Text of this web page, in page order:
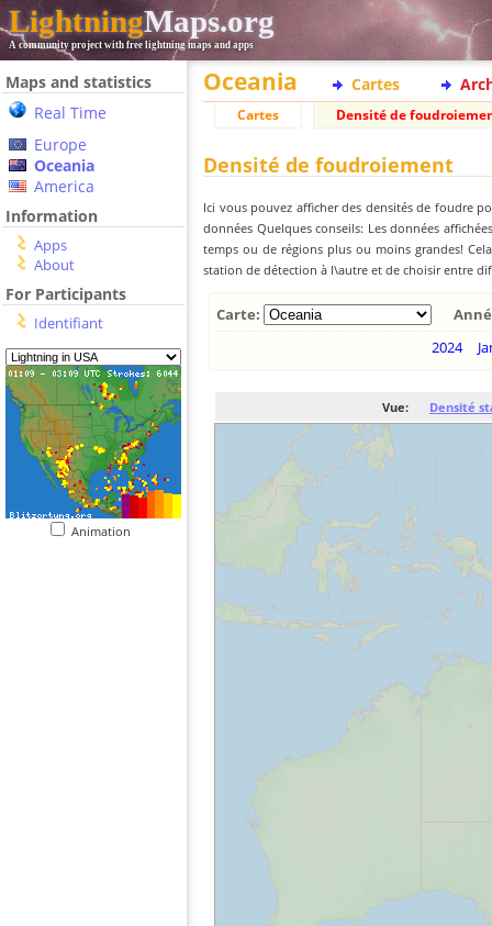
LightningMaps.org
A community project with free lightning maps and apps
Maps and statistics
Real Time
Europe
Oceania
America
Information
Apps
About
For Participants
Identifiant
Animation
Oceania Cartes
Cartes Densité de
Densité de foudroiement
Ici vous pouvez afficher des densités de foudre
données Quelques conseils: Les données
temps ou de régions plus ou moins grandes!
station de détection à l\autre et de choisir entre
Carte:
2024
Vue: Densité